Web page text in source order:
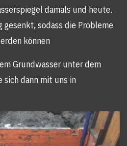
damals und heute.
gesenkt, sodass die Probleme
können
Grundwasser unter dem
sich dann mit uns in